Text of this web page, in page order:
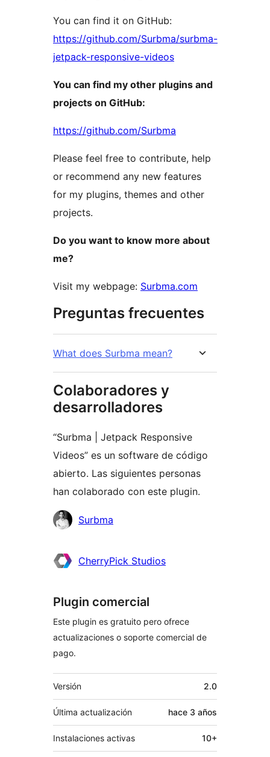
You can find it on GitHub:
https://github.com/Surbma/surbma-
jetpack-responsive-videos
You can find my other plugins and
projects on GitHub:
https://github.com/Surbma
Please feel free to contribute, help
or recommend any new features
for my plugins, themes and other
projects.
Do you want to know more about
me?
Visit my webpage: Surbma.com
Preguntas frecuentes
What does Surbma mean?
Colaboradores y
desarrolladores
“Surbma | Jetpack Responsive
Videos” es un software de código
abierto. Las siguientes personas
han colaborado con este plugin.
Colaboradores
Surbma
CherryPick Studios
Plugin comercial
Este plugin es gratuito pero ofrece
actualizaciones o soporte comercial de
pago.
Meta
Versión 2.0
Última actualización hace 3 años
Instalaciones activas 10+